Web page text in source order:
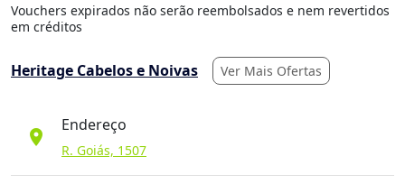
Vouchers expirados não serão reembolsados e nem revertidos
em créditos
Heritage Cabelos e Noivas Ver Mais Ofertas
location_on
Endereço
R. Goiás, 1507